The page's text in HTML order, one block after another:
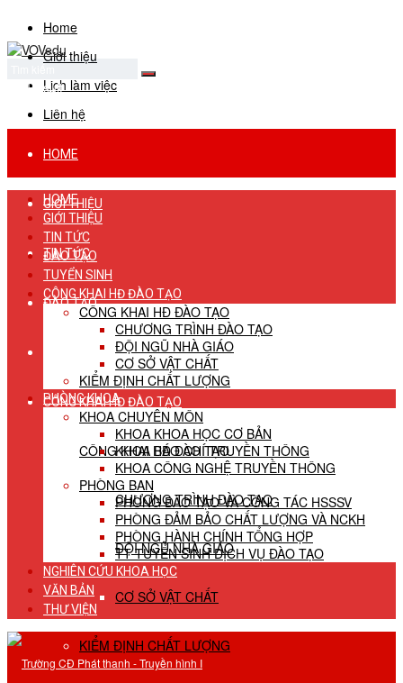
Home
Giới thiệu
Lịch làm việc
Liên hệ
No Result
View All Result
HOME
GIỚI THIỆU
TIN TỨC
ĐÀO TẠO
TUYỂN SINH
CÔNG KHAI HĐ ĐÀO TẠO
CÔNG KHAI HĐ ĐÀO TẠO
CHƯƠNG TRÌNH ĐÀO TẠO
ĐỘI NGŨ NHÀ GIÁO
CƠ SỞ VẬT CHẤT
KIỂM ĐỊNH CHẤT LƯỢNG
HOME
GIỚI THIỆU
TIN TỨC
ĐÀO TẠO
TUYỂN SINH
CÔNG KHAI HĐ ĐÀO TẠO
CÔNG KHAI HĐ ĐÀO TẠO
CHƯƠNG TRÌNH ĐÀO TẠO
ĐỘI NGŨ NHÀ GIÁO
CƠ SỞ VẬT CHẤT
KIỂM ĐỊNH CHẤT LƯỢNG
PHÒNG KHOA
KHOA CHUYÊN MÔN
KHOA KHOA HỌC CƠ BẢN
KHOA BÁO CHÍ TRUYỀN THÔNG
KHOA CÔNG NGHỆ TRUYỀN THÔNG
PHÒNG BAN
PHÒNG ĐÀO TẠO VÀ CÔNG TÁC HSSSV
PHÒNG ĐẢM BẢO CHẤT LƯỢNG VÀ NCKH
PHÒNG HÀNH CHÍNH TỔNG HỢP
TT TUYỂN SINH DỊCH VỤ ĐÀO TẠO
NGHIÊN CỨU KHOA HỌC
VĂN BẢN
THƯ VIỆN